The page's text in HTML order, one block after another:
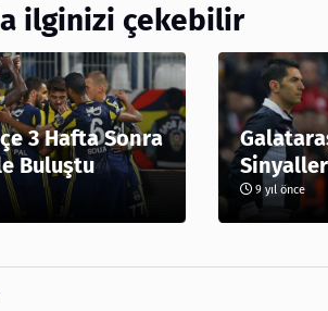
ilginizi çekebilir
3 Hafta Sonra
Buluştu
9 yıl önce